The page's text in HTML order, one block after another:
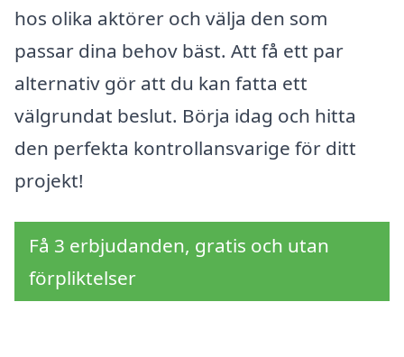
hos olika aktörer och välja den som
passar dina behov bäst. Att få ett par
alternativ gör att du kan fatta ett
välgrundat beslut. Börja idag och hitta
den perfekta kontrollansvarige för ditt
projekt!
Få 3 erbjudanden, gratis och utan
förpliktelser